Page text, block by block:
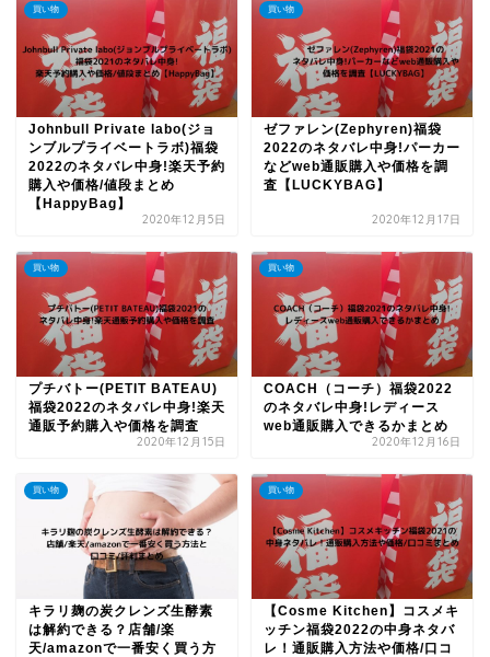
買い物
Johnbull Private labo(ジョ
ンブルプライベートラボ)福袋
2022のネタバレ中身!楽天予約
購入や価格/値段まとめ
【HappyBag】
2020年12月5日
買い物
ゼファレン(Zephyren)福袋
2022のネタバレ中身!パーカー
などweb通販購入や価格を調
査【LUCKYBAG】
2020年12月17日
買い物
プチバトー(PETIT BATEAU)
福袋2022のネタバレ中身!楽天
通販予約購入や価格を調査
2020年12月15日
買い物
COACH（コーチ）福袋2022
のネタバレ中身!レディース
web通販購入できるかまとめ
2020年12月16日
買い物
キラリ麹の炭クレンズ生酵素
は解約できる？店舗/楽
天/amazonで一番安く買う方
買い物
【Cosme Kitchen】コスメキ
ッチン福袋2022の中身ネタバ
レ！通販購入方法や価格/口コ